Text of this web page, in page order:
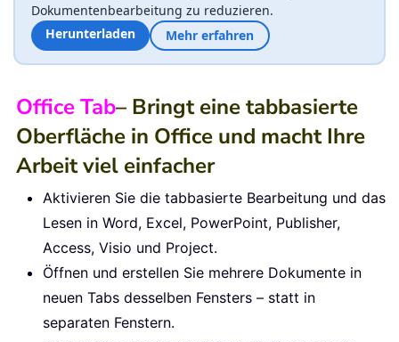
Dokumentenbearbeitung zu reduzieren.
Herunterladen
Mehr erfahren
Office Tab– Bringt eine tabbasierte
Oberfläche in Office und macht Ihre
Arbeit viel einfacher
Aktivieren Sie die tabbasierte Bearbeitung und das
Lesen in Word, Excel, PowerPoint, Publisher,
Access, Visio und Project.
Öffnen und erstellen Sie mehrere Dokumente in
neuen Tabs desselben Fensters – statt in
separaten Fenstern.